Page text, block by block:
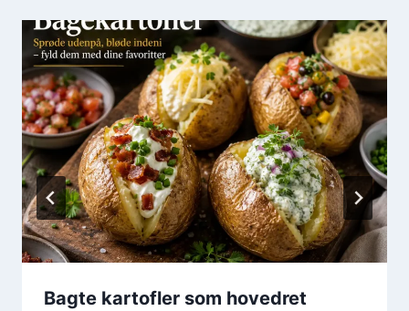
Bagte kartofler som hovedret